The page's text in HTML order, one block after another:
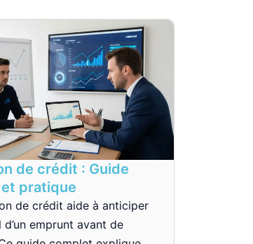
de crédit : Guide
pratique
de crédit aide à anticiper
emprunt avant de